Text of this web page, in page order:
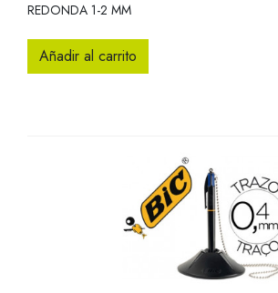
REDONDA 1-2 MM
Añadir al carrito